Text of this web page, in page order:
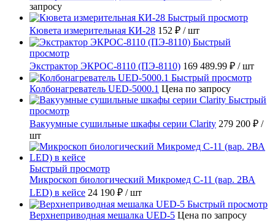
запросу
Быстрый просмотр
Кювета измерительная КИ-28 152 ₽ / шт
Быстрый
просмотр
Экстрактор ЭКРОС-8110 (ПЭ-8110) 169 489.99 ₽ / шт
Быстрый просмотр
Колбонагреватель UED-5000.1 Цена по запросу
Быстрый
просмотр
Вакуумные сушильные шкафы серии Clarity 279 200 ₽ /
шт
Быстрый просмотр
Микроскоп биологический Микромед С-11 (вар. 2ВА
LED) в кейсе 24 190 ₽ / шт
Быстрый просмотр
Верхнеприводная мешалка UED-5 Цена по запросу